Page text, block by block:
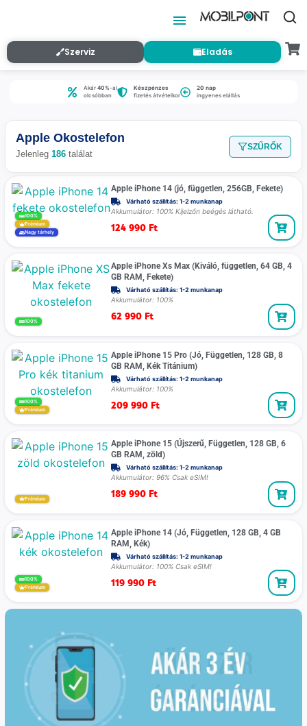
Szerviz Eladás
Akár40%-al
olcsóbban
Készpénzes
fizetés átvételkor
20 nap
ingyenes elállás
Apple Okostelefon
Jelenleg 186 találat
SZŰRŐK
100%
Prémium
Nagy tárhely
Apple iPhone 14 (jó, független, 256GB, Fekete)
Várható szállítás: 1-2 munkanap
Akkumulátor: 100% Kijelzőn beégés látható.
124 990 Ft
100%
Apple iPhone Xs Max (Kiváló, független, 64 GB, 4
GB RAM, Fekete)
Várható szállítás: 1-2 munkanap
Akkumulátor: 100%
62 990 Ft
100%
Prémium
Apple iPhone 15 Pro (Jó, Független, 128 GB, 8
GB RAM, Kék Titánium)
Várható szállítás: 1-2 munkanap
Akkumulátor: 100%
209 990 Ft
Prémium
Apple iPhone 15 (Újszerű, Független, 128 GB, 6
GB RAM, zöld)
Várható szállítás: 1-2 munkanap
Akkumulátor: 96% Csak eSIM!
189 990 Ft
100%
Prémium
Apple iPhone 14 (Jó, Független, 128 GB, 4 GB
RAM, Kék)
Várható szállítás: 1-2 munkanap
Akkumulátor: 100% Csak eSIM!
119 990 Ft